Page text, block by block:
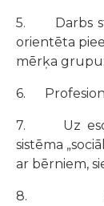
5. Darbs
orientēta
mērķa grupu;
6.
7. Uz
sistēma
ar bērniem,
8.